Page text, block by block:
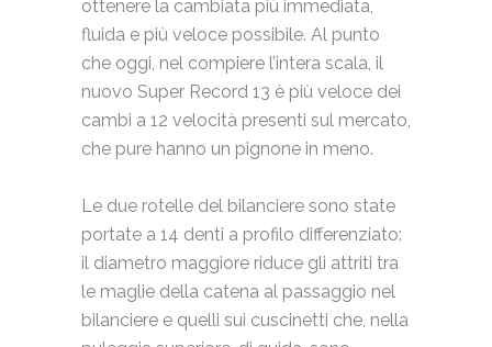
ottenere la cambiata più immediata,
fluida e più veloce possibile. Al punto
che oggi, nel compiere l’intera scala, il
nuovo Super Record 13 è più veloce dei
cambi a 12 velocità presenti sul mercato,
che pure hanno un pignone in meno.
Le due rotelle del bilanciere sono state
portate a 14 denti a profilo differenziato:
il diametro maggiore riduce gli attriti tra
le maglie della catena al passaggio nel
bilanciere e quelli sui cuscinetti che, nella